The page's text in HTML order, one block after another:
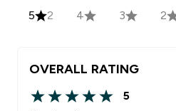
5 2 4 3 2
OVERALL RATING
5 out of 5 stars
5